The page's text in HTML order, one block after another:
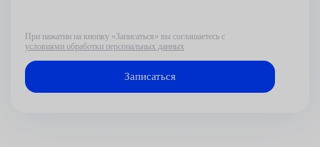
При нажатии на кнопку «Записаться» вы соглашаетесь с
условиями обработки персональных данных